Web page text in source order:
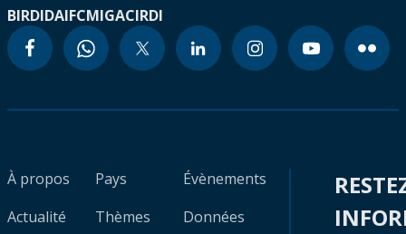
BIRDIDAIFCMIGACIRDI
À propos
Actualité
Pays
Thèmes
Évènements
Données